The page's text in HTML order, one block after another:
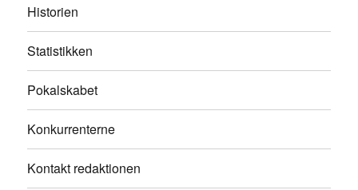
Historien
Statistikken
Pokalskabet
Konkurrenterne
Kontakt redaktionen